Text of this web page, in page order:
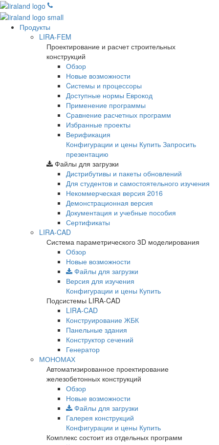
Продукты
LIRA-FEM
Проектирование и расчет строительных
конструкций
Обзор
Новые возможности
Cистемы и процессоры
Доступные нормы Еврокод
Применение программы
Сравнение расчетных программ
Избранные проекты
Верификация
Конфигурации и цены Купить Запросить
презентацию
Файлы для загрузки
Дистрибутивы и пакеты обновлений
Для студентов и самостоятельного изучения
Некоммерческая версия 2016
Демонстрационная версия
Документация и учебные пособия
Сертификаты
LIRA-CAD
Система параметрического 3D моделирования
Обзор
Новые возможности
Файлы для загрузки
Версия для изучения
Конфигурации и цены Купить
Подсистемы LIRA-CAD
LIRA-CAD
Конструирование ЖБК
Панельные здания
Конструктор сечений
Генератор
МОНОМАХ
Автоматизированное проектирование
железобетонных конструкций
Обзор
Новые возможности
Файлы для загрузки
Галерея конструкций
Конфигурации и цены Купить
Комплекс состоит из отдельных программ